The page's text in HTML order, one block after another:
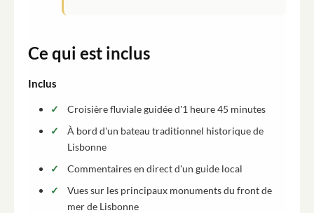
Ce qui est inclus
Inclus
Croisière fluviale guidée d'1 heure 45 minutes
À bord d'un bateau traditionnel historique de
Lisbonne
Commentaires en direct d'un guide local
Vues sur les principaux monuments du front de
mer de Lisbonne